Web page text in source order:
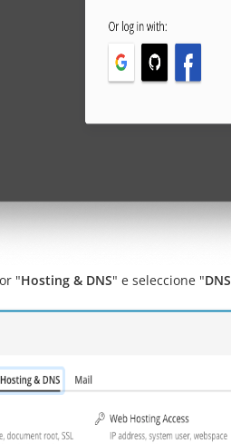
"Hosting & DNS" e seleccione "DNS